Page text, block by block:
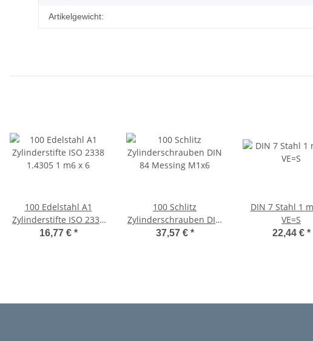
Artikelgewicht:
100 Edelstahl A1
Zylinderstifte ISO 2338
1.4305 1 m6 x 6
16,77 € *
100 Schlitz
Zylinderschrauben DIN
84 Messing M1x6
37,57 € *
DIN 7 Stahl 1
VE=S
22,44 € *